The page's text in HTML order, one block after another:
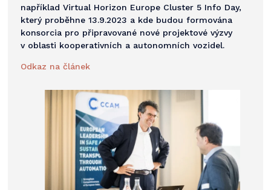
například Virtual Horizon Europe Cluster 5 Info Day,
který proběhne 13.9.2023 a kde budou formována
konsorcia pro připravované nové projektové výzvy
v oblasti kooperativních a autonomních vozidel.
Odkaz na článek